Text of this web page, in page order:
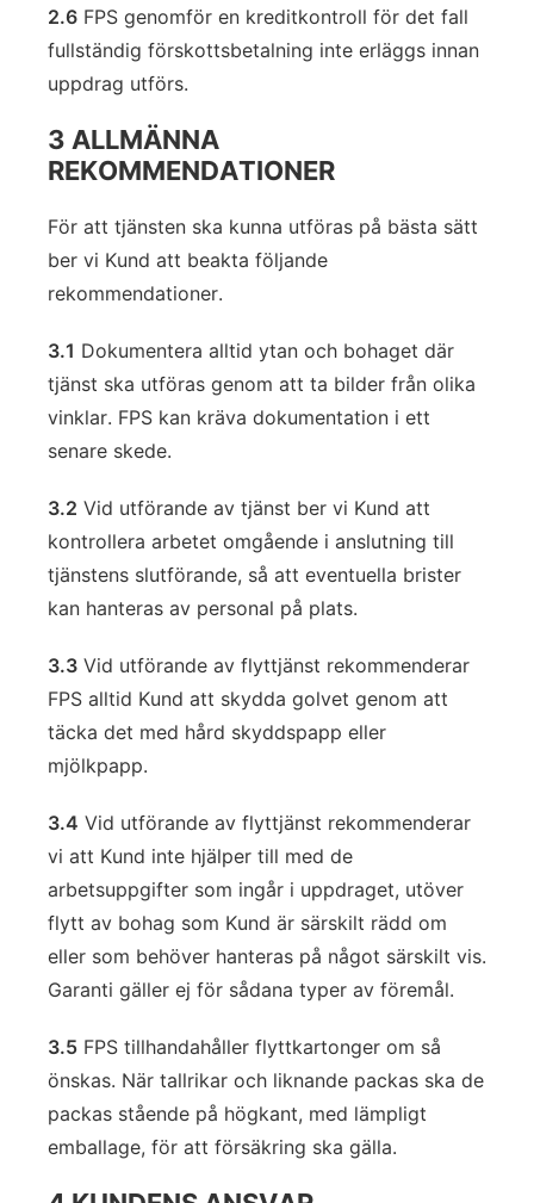
2.6 FPS genomför en kreditkontroll för det fall
fullständig förskottsbetalning inte erläggs innan
uppdrag utförs.
3 ALLMÄNNA
REKOMMENDATIONER
För att tjänsten ska kunna utföras på bästa sätt
ber vi Kund att beakta följande
rekommendationer.
3.1 Dokumentera alltid ytan och bohaget där
tjänst ska utföras genom att ta bilder från olika
vinklar. FPS kan kräva dokumentation i ett
senare skede.
3.2 Vid utförande av tjänst ber vi Kund att
kontrollera arbetet omgående i anslutning till
tjänstens slutförande, så att eventuella brister
kan hanteras av personal på plats.
3.3 Vid utförande av flyttjänst rekommenderar
FPS alltid Kund att skydda golvet genom att
täcka det med hård skyddspapp eller
mjölkpapp.
3.4 Vid utförande av flyttjänst rekommenderar
vi att Kund inte hjälper till med de
arbetsuppgifter som ingår i uppdraget, utöver
flytt av bohag som Kund är särskilt rädd om
eller som behöver hanteras på något särskilt vis.
Garanti gäller ej för sådana typer av föremål.
3.5 FPS tillhandahåller flyttkartonger om så
önskas. När tallrikar och liknande packas ska de
packas stående på högkant, med lämpligt
emballage, för att försäkring ska gälla.